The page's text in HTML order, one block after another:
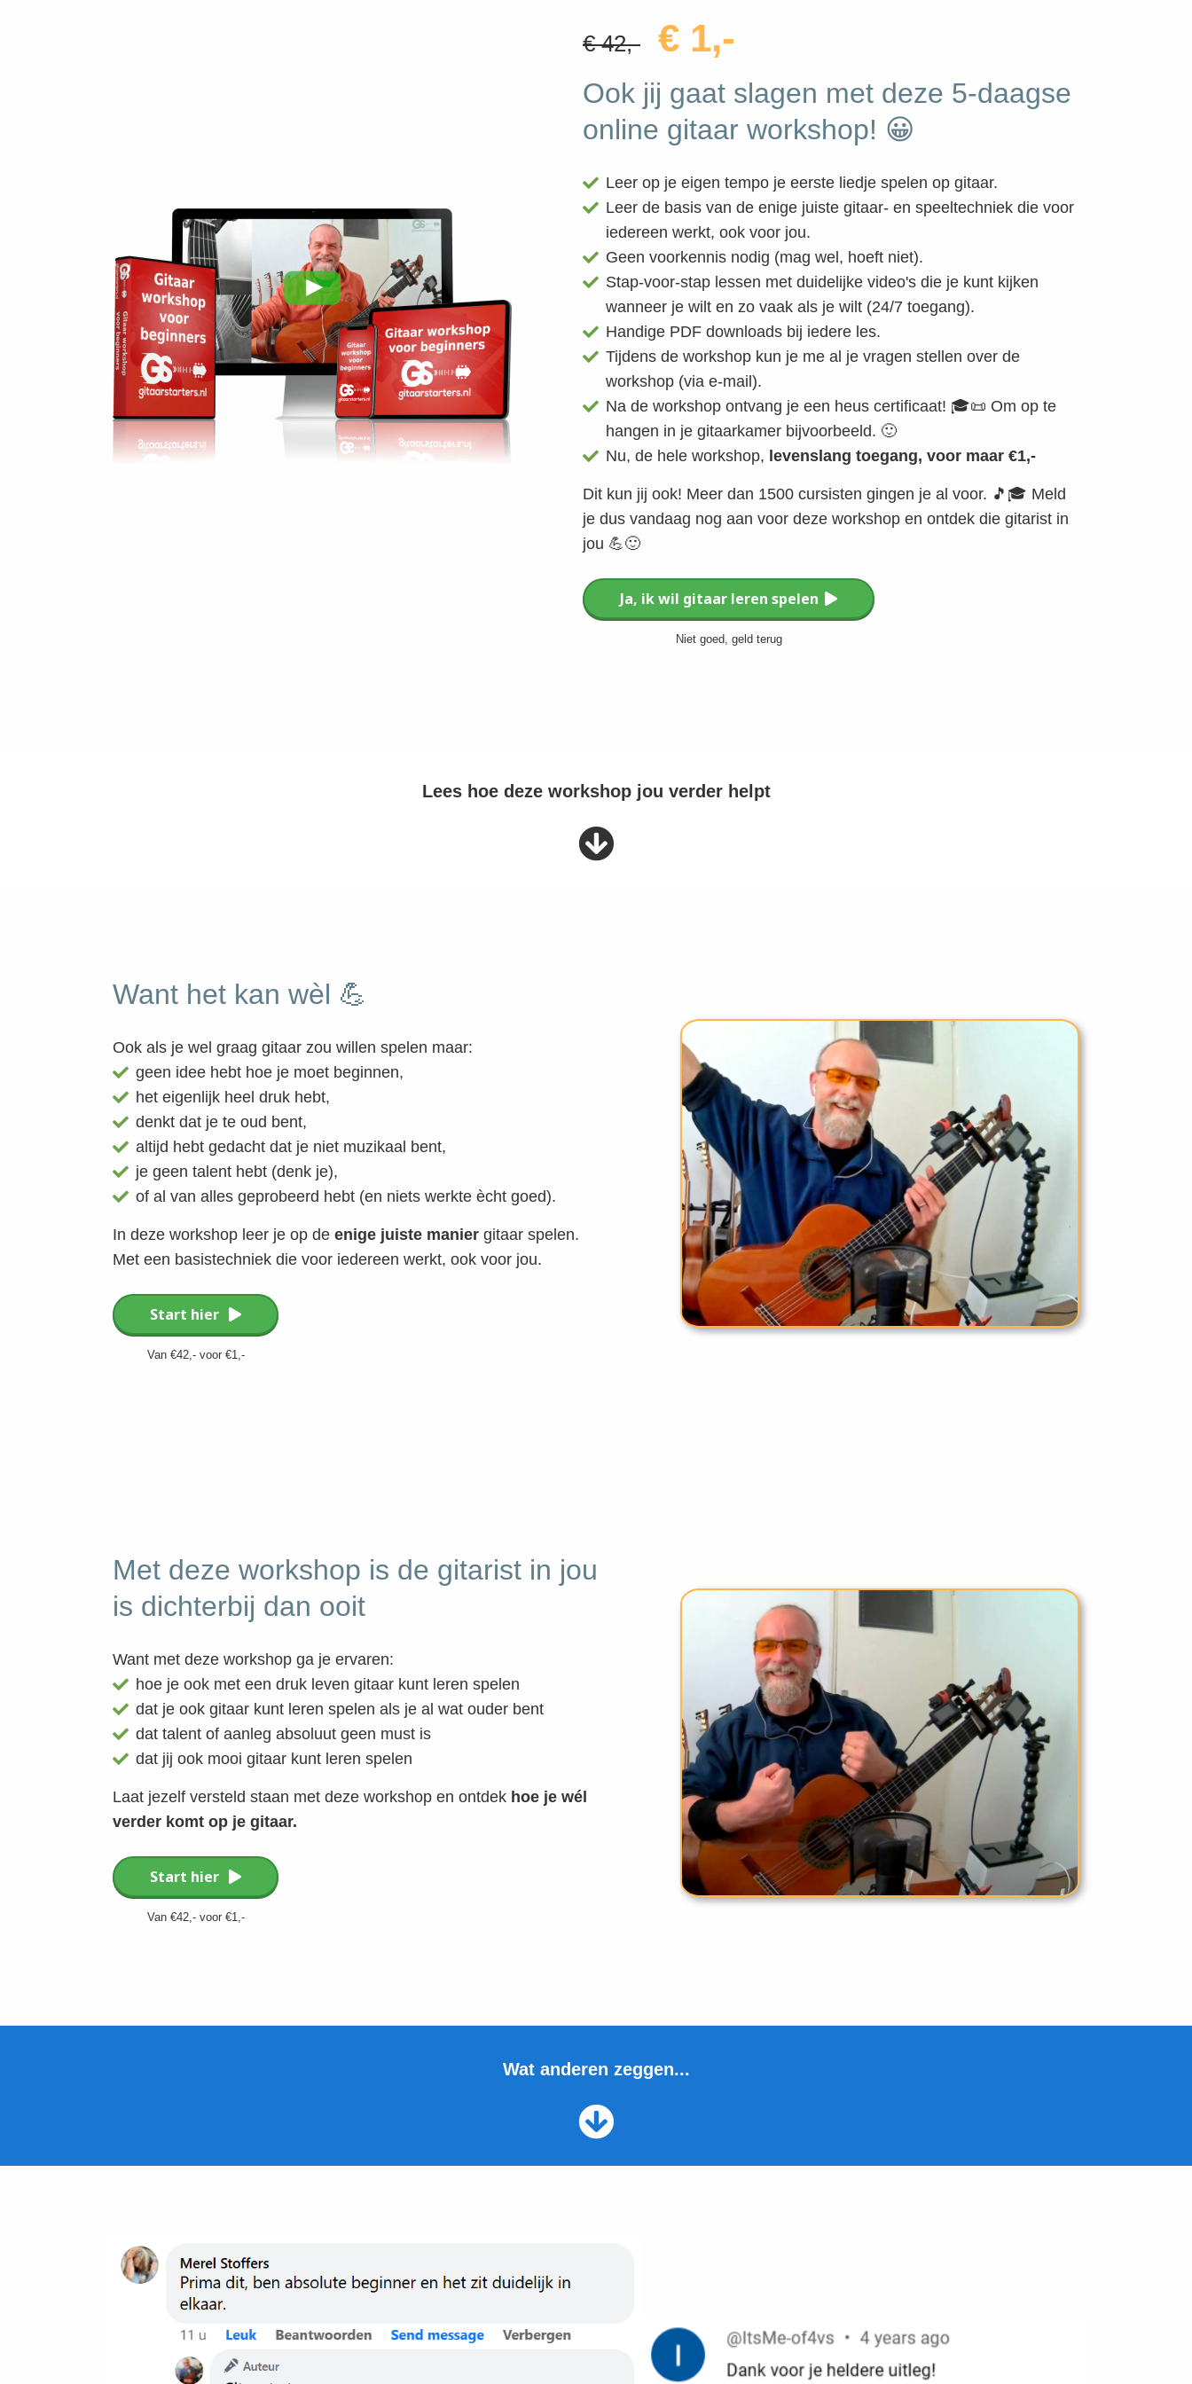
€ 42,- € 1,-
Ook jij gaat slagen met deze 5-daagse
online gitaar workshop! 😀
Leer op je eigen tempo je eerste liedje spelen op gitaar.
Leer de basis van de enige juiste gitaar- en speeltechniek die voor
iedereen werkt, ook voor jou.
Geen voorkennis nodig (mag wel, hoeft niet).
Stap-voor-stap lessen met duidelijke video's die je kunt kijken
wanneer je wilt en zo vaak als je wilt (24/7 toegang).
Handige PDF downloads bij iedere les.
Tijdens de workshop kun je me al je vragen stellen over de
workshop (via e-mail).
Na de workshop ontvang je een heus certificaat! 🎓📜 Om op te
hangen in je gitaarkamer bijvoorbeeld. 🙂
Nu, de hele workshop, levenslang toegang, voor maar €1,-
Dit kun jij ook! Meer dan 1500 cursisten gingen je al voor. 🎵🎓 Meld
je dus vandaag nog aan voor deze workshop en ontdek die gitarist in
jou 💪🙂
Ja, ik wil gitaar leren spelen
Niet goed, geld terug
Lees hoe deze workshop jou verder helpt
Want het kan wèl 💪
Ook als je wel graag gitaar zou willen spelen maar:
geen idee hebt hoe je moet beginnen,
het eigenlijk heel druk hebt,
denkt dat je te oud bent,
altijd hebt gedacht dat je niet muzikaal bent,
je geen talent hebt (denk je),
of al van alles geprobeerd hebt (en niets werkte ècht goed).
In deze workshop leer je op de enige juiste manier gitaar spelen.
Met een basistechniek die voor iedereen werkt, ook voor jou.
Start hier
Van €42,- voor €1,-
Met deze workshop is de gitarist in jou
is dichterbij dan ooit
Want met deze workshop ga je ervaren:
hoe je ook met een druk leven gitaar kunt leren spelen
dat je ook gitaar kunt leren spelen als je al wat ouder bent
dat talent of aanleg absoluut geen must is
dat jij ook mooi gitaar kunt leren spelen
Laat jezelf versteld staan met deze workshop en ontdek hoe je wél
verder komt op je gitaar.
Start hier
Van €42,- voor €1,-
Wat anderen zeggen...